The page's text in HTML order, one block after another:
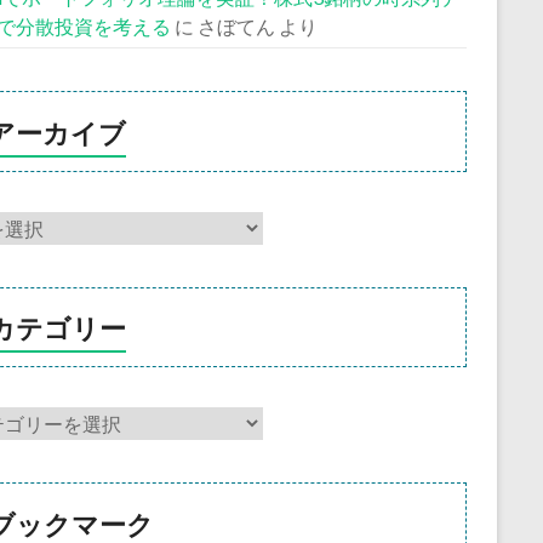
分散投資を考える に さぼてん より
ーカイブ
テゴリー
ックマーク